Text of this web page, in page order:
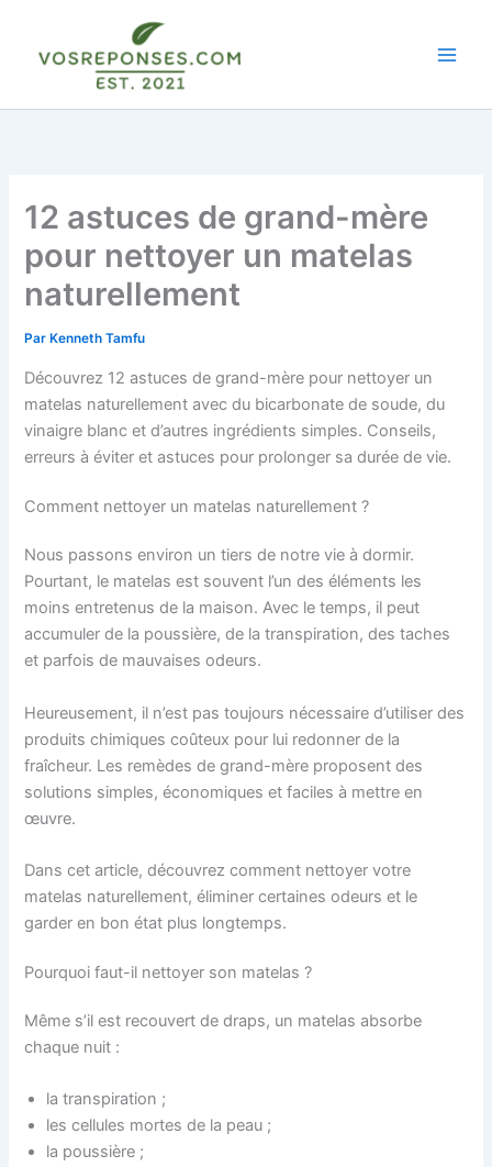
contenu
12 astuces de grand-mère
pour nettoyer un matelas
naturellement
Par Kenneth Tamfu
Découvrez 12 astuces de grand-mère pour nettoyer un
matelas naturellement avec du bicarbonate de soude, du
vinaigre blanc et d’autres ingrédients simples. Conseils,
erreurs à éviter et astuces pour prolonger sa durée de vie.
Comment nettoyer un matelas naturellement ?
Nous passons environ un tiers de notre vie à dormir.
Pourtant, le matelas est souvent l’un des éléments les
moins entretenus de la maison. Avec le temps, il peut
accumuler de la poussière, de la transpiration, des taches
et parfois de mauvaises odeurs.
Heureusement, il n’est pas toujours nécessaire d’utiliser des
produits chimiques coûteux pour lui redonner de la
fraîcheur. Les remèdes de grand-mère proposent des
solutions simples, économiques et faciles à mettre en
œuvre.
Dans cet article, découvrez comment nettoyer votre
matelas naturellement, éliminer certaines odeurs et le
garder en bon état plus longtemps.
Pourquoi faut-il nettoyer son matelas ?
Même s’il est recouvert de draps, un matelas absorbe
chaque nuit :
la transpiration ;
les cellules mortes de la peau ;
la poussière ;